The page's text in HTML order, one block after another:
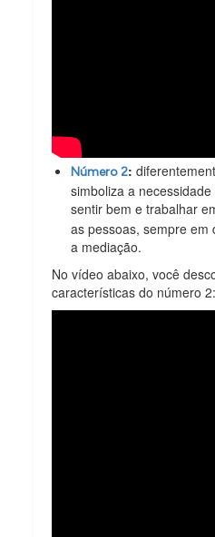
Número 2:
simboliza a
sentir bem e trabalhar
as pessoas, sempre
a mediação.
No vídeo abaixo, você
características do número 2: